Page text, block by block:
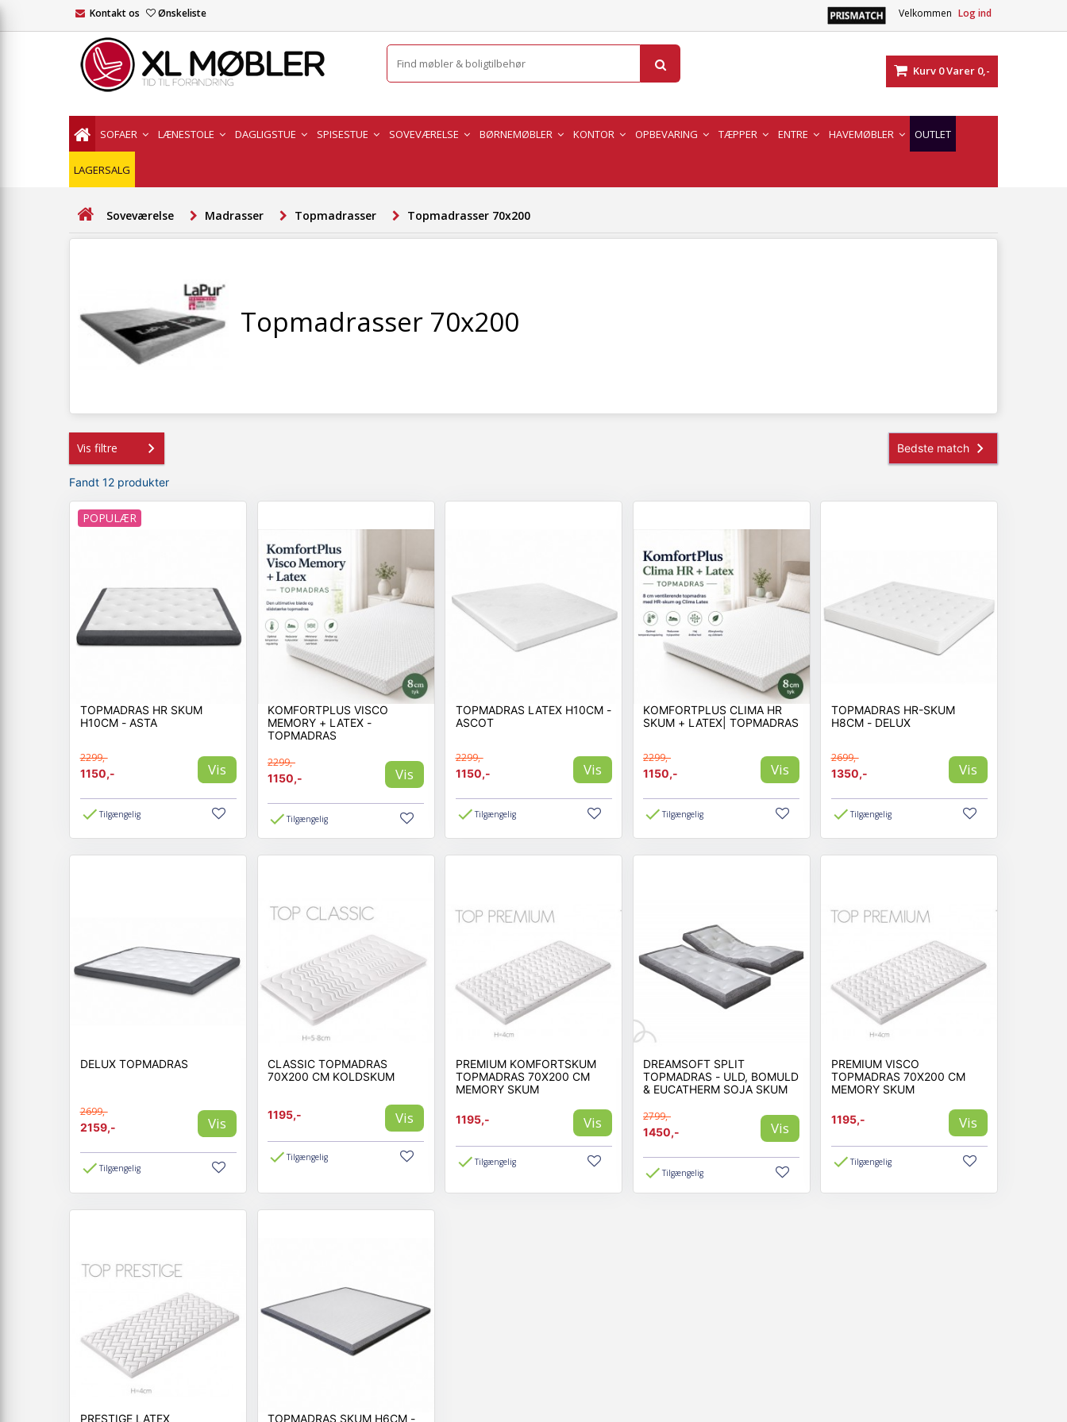
Velkommen Log ind
Kontakt os Ønskeliste
Kurv 0Varer 0,-
SOFAER LÆNESTOLE DAGLIGSTUE SPISESTUE SOVEVÆRELSE BØRNEMØBLER KONTOR OPBEVARING TÆPPER ENTRE HAVEMØBLER OUTLET
LAGERSALG
Soveværelse Madrasser Topmadrasser Topmadrasser 70x200
Topmadrasser 70x200
Vis filtre
Fandt 12 produkter
POPULÆR
TOPMADRAS HR SKUM
H10CM - ASTA
2299,-
1150,-
Vis
Tilgængelig
KOMFORTPLUS VISCO
MEMORY + LATEX -
TOPMADRAS
2299,-
1150,-
Vis
Tilgængelig
TOPMADRAS LATEX H10CM -
ASCOT
2299,-
1150,-
Vis
Tilgængelig
KOMFORTPLUS CLIMA HR
SKUM + LATEX| TOPMADRAS
2299,-
1150,-
Vis
Tilgængelig
TOPMADRAS HR-SKUM
H8CM - DELUX
2699,-
1350,-
Vis
Tilgængelig
DELUX TOPMADRAS
2699,-
2159,-
Vis
Tilgængelig
CLASSIC TOPMADRAS
70X200 CM KOLDSKUM
1195,- Vis
Tilgængelig
PREMIUM KOMFORTSKUM
TOPMADRAS 70X200 CM
MEMORY SKUM
1195,- Vis
Tilgængelig
DREAMSOFT SPLIT
TOPMADRAS - ULD, BOMULD
& EUCATHERM SOJA SKUM
2799,-
1450,-
Vis
Tilgængelig
PREMIUM VISCO
TOPMADRAS 70X200 CM
MEMORY SKUM
1195,- Vis
Tilgængelig
PRESTIGE LATEX TOPMADRAS SKUM H6CM -